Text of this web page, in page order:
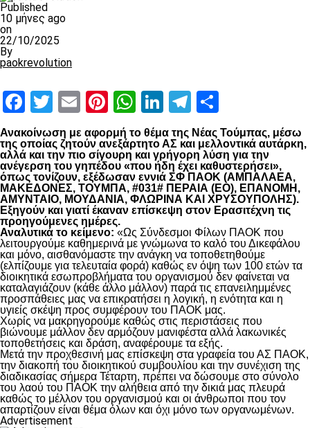
Published
10 μήνες ago
on
22/10/2025
By
paokrevolution
Facebook
Twitter
EmailPinterest
WhatsApp
LinkedIn
Telegram
Ανακοίνωση με αφορμή το θέμα της Νέας Τούμπας, μέσω
της οποίας ζητούν ανεξάρτητο ΑΣ και μελλοντικά αυτάρκη,
αλλά και την πιο σίγουρη και γρήγορη λύση για την
ανέγερση του γηπέδου «που ήδη έχει καθυστερήσει»,
όπως τονίζουν, εξέδωσαν εννιά ΣΦ ΠΑΟΚ (ΑΜΠΑΛΑΕΑ,
ΜΑΚΕΔΟΝΕΣ, ΤΟΥΜΠΑ, #031# ΠΕΡΑΙΑ (ΕΟ), ΕΠΑΝΟΜΗ,
ΑΜΥΝΤΑΙΟ, ΜΟΥΔΑΝΙΑ, ΦΛΩΡΙΝΑ ΚΑΙ ΧΡΥΣΟΥΠΟΛΗΣ).
Εξηγούν και γιατί έκαναν επίσκεψη στον Ερασιτέχνη τις
προηγούμενες ημέρες.
Αναλυτικά το κείμενο: «Ως Σύνδεσμοι Φίλων ΠΑΟΚ που
λειτουργούμε καθημερινά με γνώμωνα το καλό του Δικεφάλου
και μόνο, αισθανόμαστε την ανάγκη να τοποθετηθούμε
(ελπίζουμε για τελευταία φορά) καθώς εν όψη των 100 ετών τα
διοικητικά εσωπροβλήματα του οργανισμού δεν φαίνεται να
καταλαγιάζουν (κάθε άλλο μάλλον) παρά τις επανειλημμένες
προσπάθειες μας να επικρατήσει η λογική, η ενότητα και η
υγιείς σκέψη προς συμφέρουν του ΠΑΟΚ μας.
Χωρίς να μακρηγορούμε καθώς στις περιστάσεις που
βιώνουμε μάλλον δεν αρμόζουν μανιφέστα αλλά λακωνικές
τοποθετήσεις και δράση, αναφέρουμε τα εξής.
Μετά την προχθεσινή μας επίσκεψη στα γραφεία του ΑΣ ΠΑΟΚ,
την διακοπή του διοικητικού συμβουλίου και την συνέχιση της
διαδικασίας σήμερα Τέταρτη, πρέπει να δώσουμε στο σύνολο
του λαού του ΠΑΟΚ την αλήθεια από την δικιά μας πλευρά
καθώς το μέλλον του οργανισμού και οι άνθρωποι που τον
απαρτίζουν είναι θέμα όλων και όχι μόνο των οργανωμένων.
Advertisement